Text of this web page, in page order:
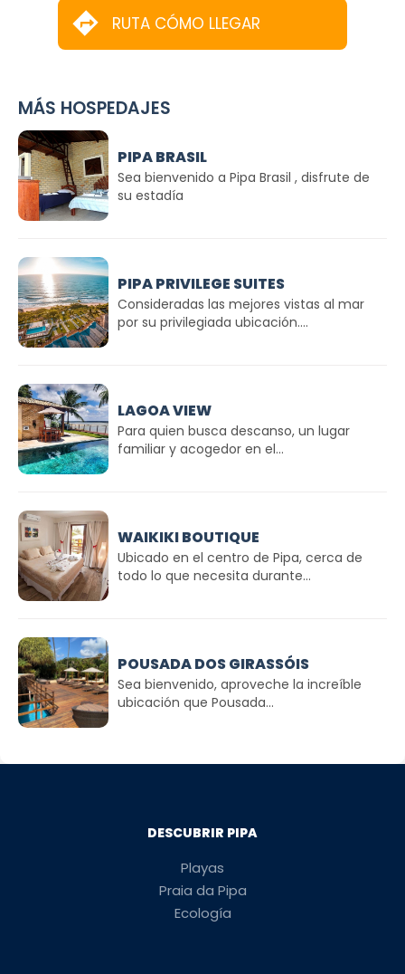
RUTA CÓMO LLEGAR
MÁS HOSPEDAJES
PIPA BRASIL
Sea bienvenido a Pipa Brasil , disfrute de
su estadía
PIPA PRIVILEGE SUITES
Consideradas las mejores vistas al mar
por su privilegiada ubicación....
LAGOA VIEW
Para quien busca descanso, un lugar
familiar y acogedor en el...
WAIKIKI BOUTIQUE
Ubicado en el centro de Pipa, cerca de
todo lo que necesita durante...
POUSADA DOS GIRASSÓIS
Sea bienvenido, aproveche la increíble
ubicación que Pousada...
DESCUBRIR PIPA
Playas
Praia da Pipa
Ecología